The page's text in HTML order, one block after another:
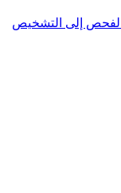
إلى التشخيص